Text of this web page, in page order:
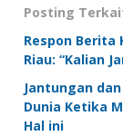
Posting
Respon Berita
Riau: “Kalian
Jantungan
Dunia Ketika
Hal ini